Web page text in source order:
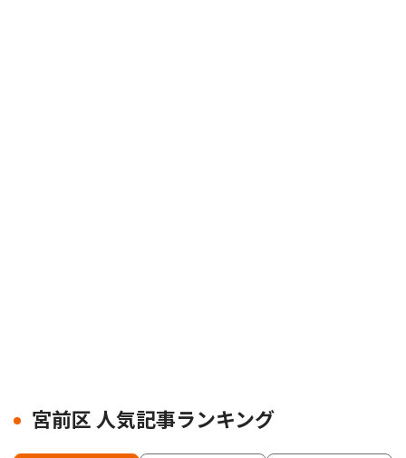
宮前区 人気記事ランキング